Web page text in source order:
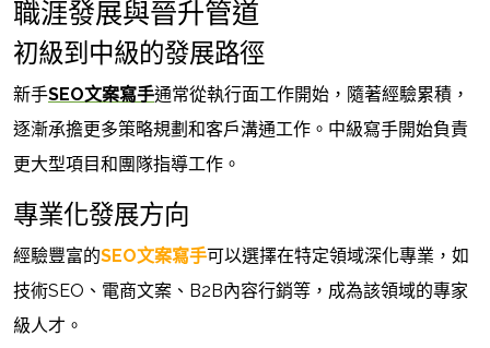
職涯發展與晉升管道
初級到中級的發展路徑
新手SEO文案寫手通常從執行面工作開始，隨著經驗累積，
逐漸承擔更多策略規劃和客戶溝通工作。中級寫手開始負責
更大型項目和團隊指導工作。
專業化發展方向
經驗豐富的SEO文案寫手可以選擇在特定領域深化專業，如
技術SEO、電商文案、B2B內容行銷等，成為該領域的專家
級人才。